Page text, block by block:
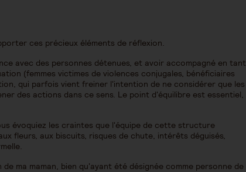
ces précieux éléments de réflexion.
avec des personnes détenues, et avoir accompagné en tant
(femmes victimes de violences conjugales, bénéficiaires
qui parfois vient freiner l'intention de ne considérer que les
des actions dans ce sens. Le point d'équilibre est essentiel,
évoquiez les craintes que l'équipe de cette structure
fleurs, aux biscuits, risques de chute, intérêts déguisés,
ma maman, bien qu'ayant été désignée comme personne de